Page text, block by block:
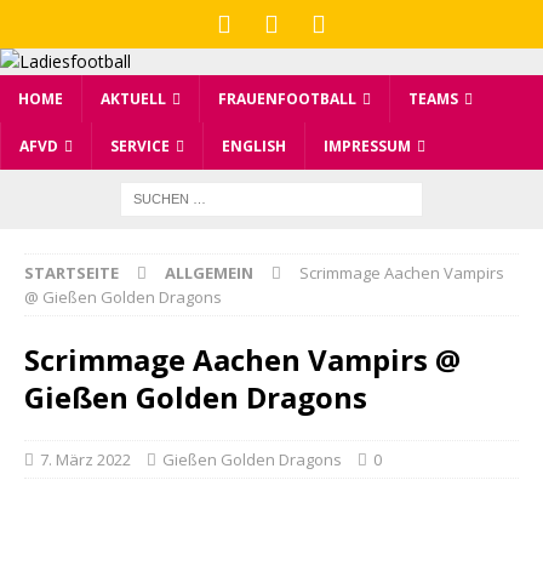
HOME AKTUELL FRAUENFOOTBALL TEAMS
AFVD SERVICE ENGLISH IMPRESSUM
STARTSEITE ALLGEMEIN
Scrimmage Aachen Vampirs
@ Gießen Golden Dragons
Scrimmage Aachen Vampirs @
Gießen Golden Dragons
7. März 2022 Gießen Golden Dragons 0